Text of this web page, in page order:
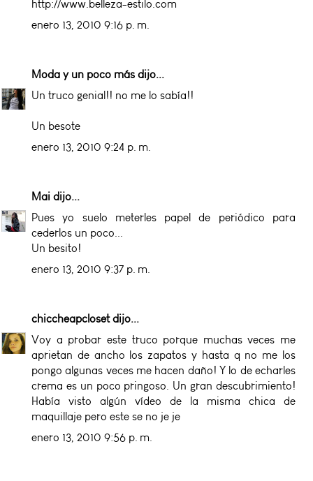
http://www.belleza-estilo.com
enero 13, 2010 9:16 p. m.
Moda y un poco más dijo...
Un truco genial!! no me lo sabía!!
Un besote
enero 13, 2010 9:24 p. m.
Mai dijo...
Pues yo suelo meterles papel de periódico para
cederlos un poco...
Un besito!
enero 13, 2010 9:37 p. m.
chiccheapclosetdijo...
Voy a probar este truco porque muchas veces me
aprietan de ancho los zapatos y hasta q no me los
pongo algunas veces me hacen daño! Y lo de echarles
crema es un poco pringoso. Un gran descubrimiento!
Había visto algún vídeo de la misma chica de
maquillaje pero este se no je je
enero 13, 2010 9:56 p. m.